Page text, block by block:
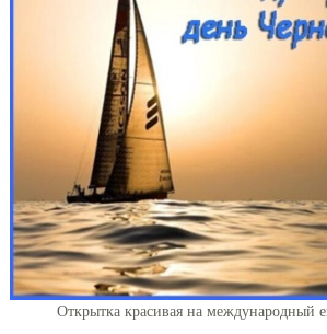
Открытка красивая на международный